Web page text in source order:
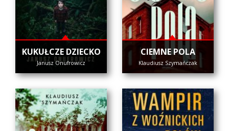
KUKUŁCZE DZIECKO
Janusz Onufrowicz
CIEMNE POLA
Klaudiusz Szymańczak